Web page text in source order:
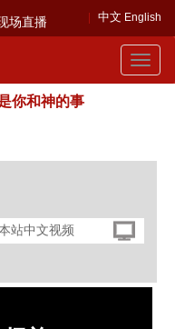
中文 English
场直播
Toggle
你和神的事
站中文视频